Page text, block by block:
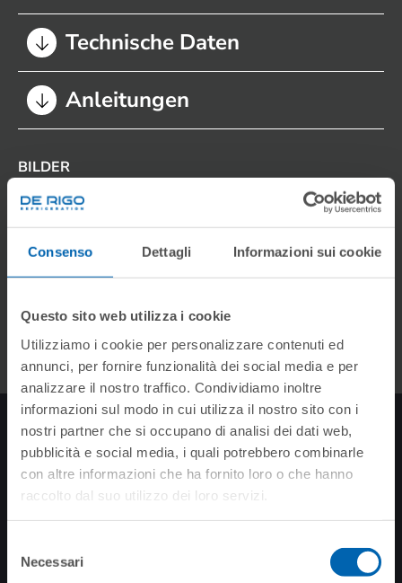
Consenso Dettagli Informazioni sui cookie
Questo sito web utilizza i cookie
Utilizziamo i cookie per personalizzare contenuti ed
annunci, per fornire funzionalità dei social media e per
analizzare il nostro traffico. Condividiamo inoltre
informazioni sul modo in cui utilizza il nostro sito con i
nostri partner che si occupano di analisi dei dati web,
pubblicità e social media, i quali potrebbero combinarle
con altre informazioni che ha fornito loro o che hanno
raccolto dal suo utilizzo dei loro servizi.
delNecessari
Technische Daten
Anleitungen
BILDER
Rendering des Produkt
NEWSLETTER ANMELDEN
Bleiben Sie auf dem
Neusten Stand